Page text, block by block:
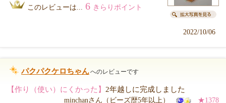
このレビューは... 6 きらりポイント
2022/10/06
パクパクケロちゃんへのレビューです
【作り（使い）にくかった】 2年越しに完成しました
minchanさん（ビーズ歴5年以上） ★1378